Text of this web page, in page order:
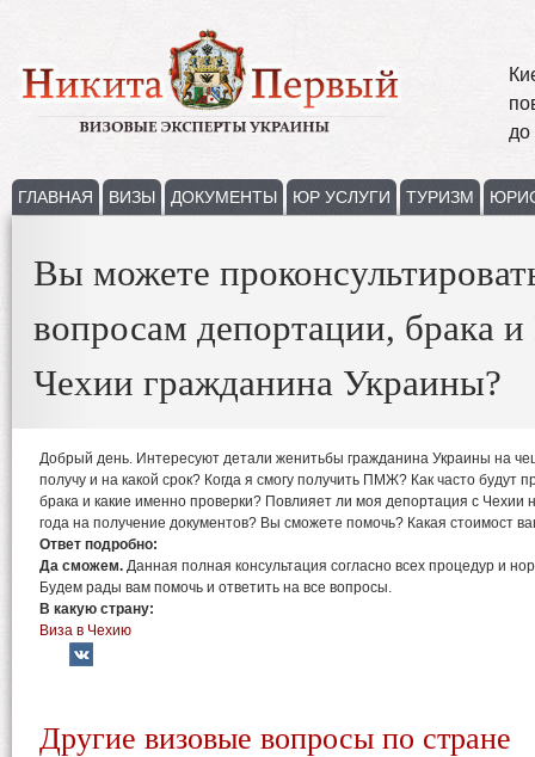
до
ГЛАВНАЯ ВИЗЫ ДОКУМЕНТЫ ЮР УСЛУГИ ТУРИЗМ
Вы можете
вопросам депортации, брака
Чехии гражданина Украины?
Добрый день. Интересуют детали женитьбы гражданина Украины на
получу и на какой срок? Когда я смогу получить ПМЖ? Как часто будут
брака и какие именно проверки? Повлияет ли моя депортация с Чехии
года на получение документов? Вы сможете помочь? Какая стоимост
Ответ подробно:
Да сможем. Данная полная консультация согласно всех процедур и
Будем рады вам помочь и ответить на все вопросы.
В какую страну:
Виза в Чехию
Другие визовые вопросы по стране